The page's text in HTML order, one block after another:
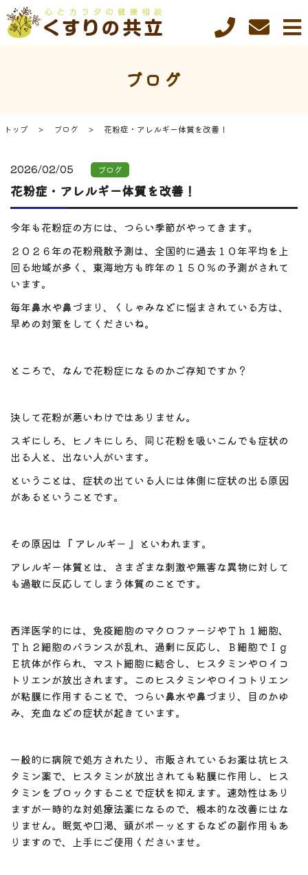
ブログ
トップ ブログ 花粉症・アレルギー体質を改善！
2026/02/05 ブログ
花粉症・アレルギー体質を改善！
今年も花粉症の方には、つらい季節がやってきます。
２０２６年の花粉飛散予測は、全国的に過去１０年平均を上
回る地域が多く、東海地方も昨年の１５０％の予測がされて
います。
毎年鼻水や鼻づまり、くしゃみなどに悩まされている方は、
早めの対策をしてくださいね。
ところで、なんで花粉症になるのかご存知ですか？
決して花粉が悪いわけではありません。
スギにしろ、ヒノキにしろ、同じ花粉を吸いこんでも症状の
出る人と、出ない人がいます。
ということは、症状の出ている人には体側に症状の出る原因
があるということです。
その原因は『 アレルギー 』といわれます。
アレルギー体質とは、さまざまな刺激や無害な異物に対して
も過敏に反応してしまう体質のことです。
西洋医学的には、免疫細胞のマクロファージやＴｈ１細胞、
Ｔｈ２細胞のバランスが乱れ、過剰に反応し、Ｂ細胞でＩｇ
Ｅ抗体が作られ、マスト細胞に結合し、ヒスタミンやロイコ
トリエンが放出されます。このヒスタミンやロイコトリエン
が粘膜に作用することで、つらい鼻水や鼻づまり、目のかゆ
み、充血などの症状が起きています。
一般的に病院で処方されたり、市販されているお薬は抗ヒス
タミン薬で、ヒスタミンが放出されても粘膜に作用し、ヒス
タミンをブロックすることで症状を抑えます。速効性はあり
ますが一時的な対処療法薬になるので、根本的な改善にはな
りません。眠気や口渇、頭がボーッとするなどの副作用もあ
りますので、上手にご使用くださいませ。